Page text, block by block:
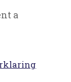
a